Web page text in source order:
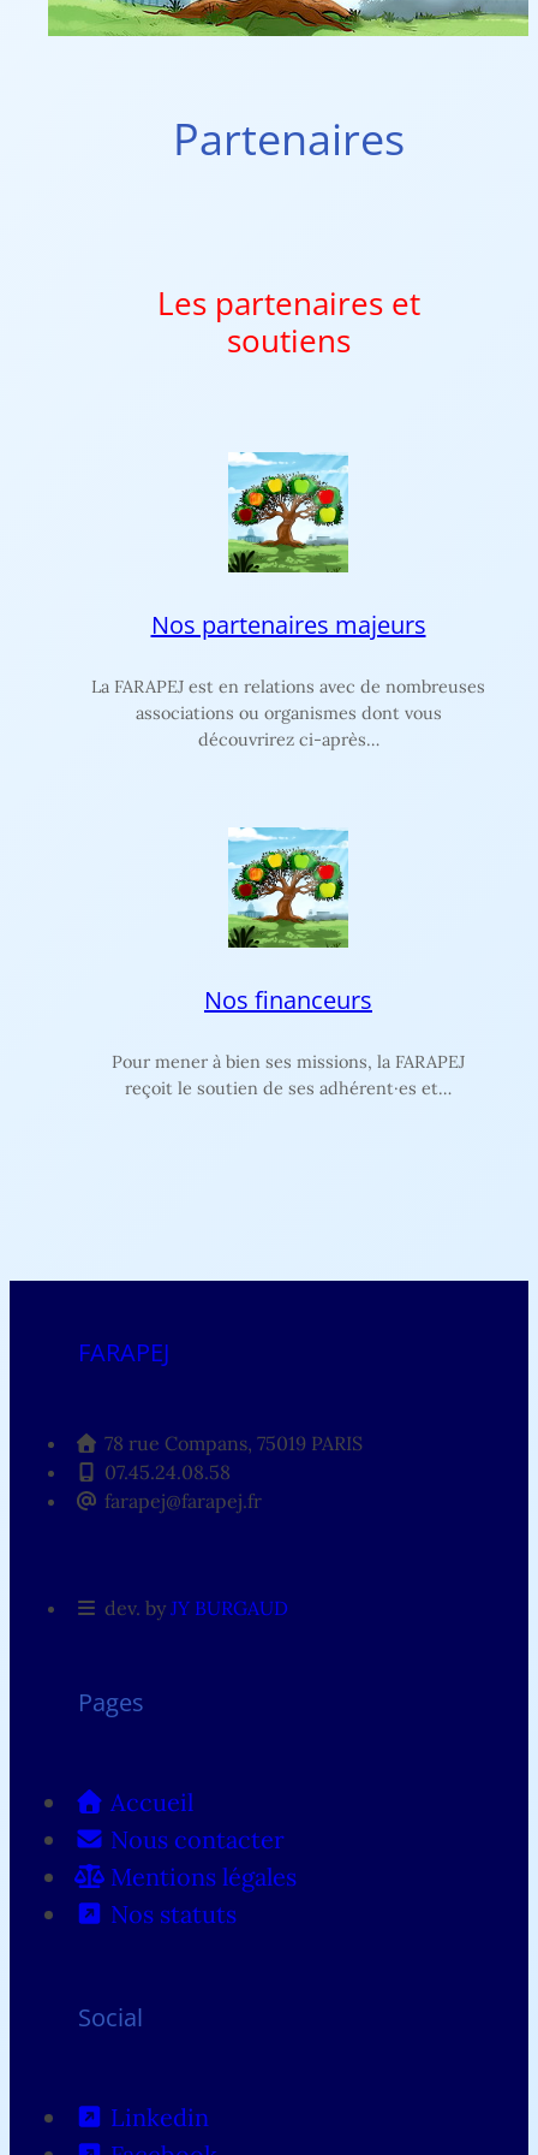
Partenaires
Les partenaires et
soutiens
Nos partenaires majeurs
La FARAPEJ est en relations avec de nombreuses
associations ou organismes dont vous
découvrirez ci-après…
Nos financeurs
Pour mener à bien ses missions, la FARAPEJ
reçoit le soutien de ses adhérent·es et…
FARAPEJ
78 rue Compans, 75019 PARIS
07.45.24.08.58
farapej@farapej.fr
dev. by JY BURGAUD
Pages
Accueil
Nous contacter
Mentions légales
Nos statuts
Social
Linkedin